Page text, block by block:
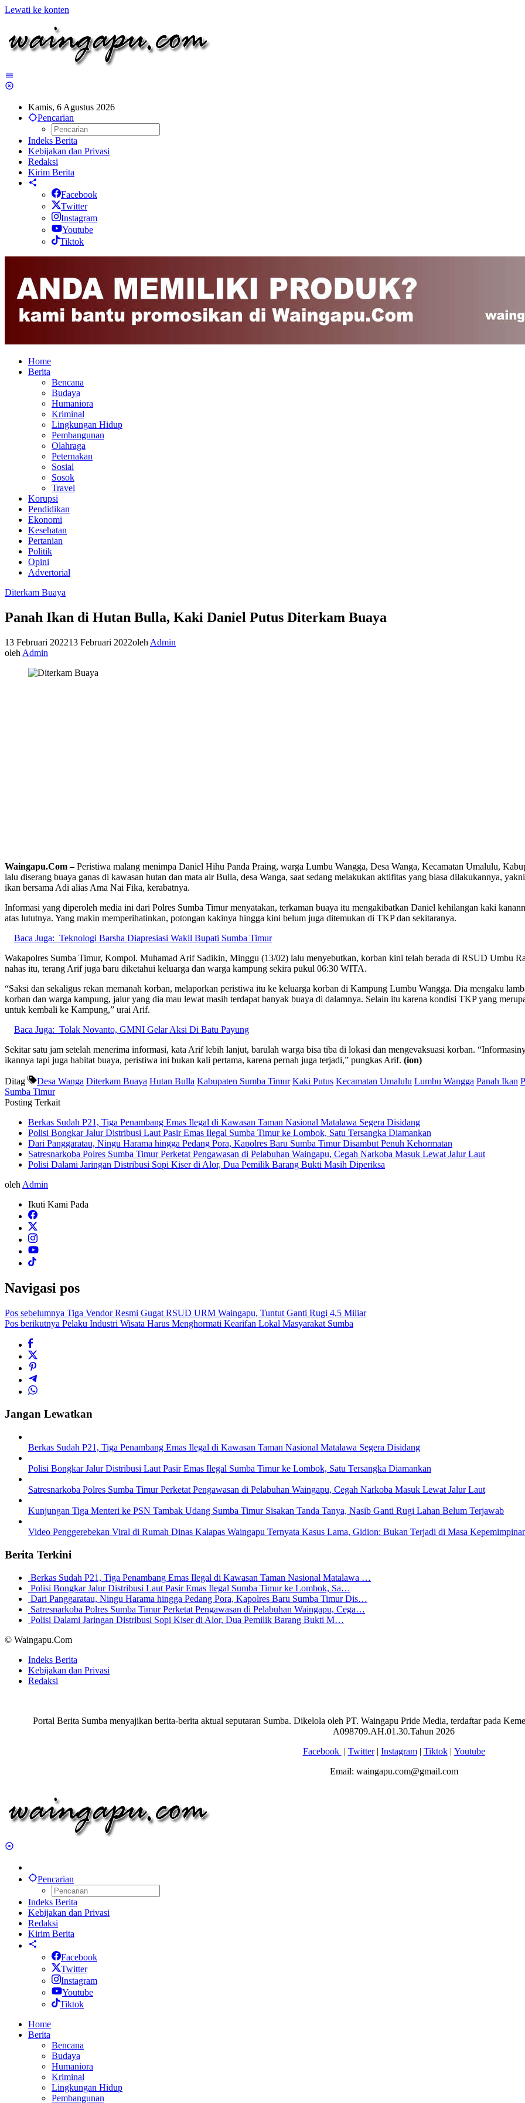
Lewati ke konten
Kamis, 6 Agustus 2026
Pencarian
Indeks Berita
Kebijakan dan Privasi
Redaksi
Kirim Berita
Facebook
Twitter
Instagram
Youtube
Tiktok
Home
Berita
Bencana
Budaya
Humaniora
Kriminal
Lingkungan Hidup
Pembangunan
Olahraga
Peternakan
Sosial
Sosok
Travel
Korupsi
Pendidikan
Ekonomi
Kesehatan
Pertanian
Politik
Opini
Advertorial
Diterkam Buaya
Panah Ikan di Hutan Bulla, Kaki Daniel Putus Diterkam Buaya
13 Februari 202213 Februari 2022oleh Admin
oleh Admin
Waingapu.Com –Peristiwa malang menimpa Daniel Hihu Panda Praing, warga Lumbu Wangga, Desa Wanga, Kecamatan Umalulu,
lalu diserang buaya ganas di kawasan hutan dan mata air Bulla, desa Wanga, saat sedang melakukan aktifitas yang biasa dilakukannya,
ikan bersama Adi alias Ama Nai Fika, kerabatnya.
Informasi yang diperoleh media ini dari Polres Sumba Timur menyatakan, terkaman buaya itu mengakibatkan Daniel kehilangan kaki
atas lututnya. Yang makin memperihatinkan, potongan kakinya hingga kini belum juga ditemukan di TKP dan sekitaranya.
Baca Juga: Teknologi Barsha Diapresiasi Wakil Bupati Sumba Timur
Wakapolres Sumba Timur, Kompol. Muhamad Arif Sadikin, Minggu (13/02) lalu menyebutkan, korban kini telah berada di RSUD Umbu
nahas itu, terang Arif juga baru diketahui keluarga dan warga kampung sekira pukul 06:30 WITA.
“Saksi dan sekaligus rekan memanah korban, melaporkan peristiwa itu ke keluarga korban di Kampung Lumbu Wangga. Dia mengaku
korban dan warga kampung, jalur yang dia mau lewat masih terdapat banyak buaya di dalamnya. Selain itu karena kondisi TKP yang
untuk kembali ke Kampung,” urai Arif.
Baca Juga: Tolak Novanto, GMNI Gelar Aksi Di Batu Payung
Sekitar satu jam setelah menerima informasi, kata Arif lebih lanjut, barulah warga bisa tiba di lokasi dan mengevaksuasi korban.
ikannya tapi juga habitat buaya, peristiwa ini bukan kali pertama, karena pernah juga terjadi,” pungkas Arif. (ion)
Ditag Desa Wanga Diterkam Buaya Hutan Bulla Kabupaten Sumba Timur Kaki Putus Kecamatan Umalulu Lumbu Wangga Panah Ikan
Sumba Timur
Posting Terkait
Berkas Sudah P21, Tiga Penambang Emas Ilegal di Kawasan Taman Nasional Matalawa Segera Disidang
Polisi Bongkar Jalur Distribusi Laut Pasir Emas Ilegal Sumba Timur ke Lombok, Satu Tersangka Diamankan
Dari Panggaratau, Ningu Harama hingga Pedang Pora, Kapolres Baru Sumba Timur Disambut Penuh Kehormatan
Satresnarkoba Polres Sumba Timur Perketat Pengawasan di Pelabuhan Waingapu, Cegah Narkoba Masuk Lewat Jalur Laut
Polisi Dalami Jaringan Distribusi Sopi Kiser di Alor, Dua Pemilik Barang Bukti Masih Diperiksa
oleh Admin
Ikuti Kami Pada
Navigasi pos
Pos sebelumnya Tiga Vendor Resmi Gugat RSUD URM Waingapu, Tuntut Ganti Rugi 4,5 Miliar
Pos berikutnya Pelaku Industri Wisata Harus Menghormati Kearifan Lokal Masyarakat Sumba
Jangan Lewatkan
Berkas Sudah P21, Tiga Penambang Emas Ilegal di Kawasan Taman Nasional Matalawa Segera Disidang
Polisi Bongkar Jalur Distribusi Laut Pasir Emas Ilegal Sumba Timur ke Lombok, Satu Tersangka Diamankan
Satresnarkoba Polres Sumba Timur Perketat Pengawasan di Pelabuhan Waingapu, Cegah Narkoba Masuk Lewat Jalur Laut
Kunjungan Tiga Menteri ke PSN Tambak Udang Sumba Timur Sisakan Tanda Tanya, Nasib Ganti Rugi Lahan Belum Terjawab
Video Penggerebekan Viral di Rumah Dinas Kalapas Waingapu Ternyata Kasus Lama, Gidion: Bukan Terjadi di Masa
Berita Terkini
Berkas Sudah P21, Tiga Penambang Emas Ilegal di Kawasan Taman Nasional Matalawa …
Polisi Bongkar Jalur Distribusi Laut Pasir Emas Ilegal Sumba Timur ke Lombok, Sa…
Dari Panggaratau, Ningu Harama hingga Pedang Pora, Kapolres Baru Sumba Timur Dis…
Satresnarkoba Polres Sumba Timur Perketat Pengawasan di Pelabuhan Waingapu, Cega…
Polisi Dalami Jaringan Distribusi Sopi Kiser di Alor, Dua Pemilik Barang Bukti M…
© Waingapu.Com
Indeks Berita
Kebijakan dan Privasi
Redaksi
Portal Berita Sumba menyajikan berita-berita aktual seputaran Sumba. Dikelola oleh PT. Waingapu Pride Media, terdaftar pada
A098709.AH.01.30.Tahun 2026
Facebook | Twitter| Instagram| Tiktok| Youtube
Email: waingapu.com@gmail.com
Pencarian
Indeks Berita
Kebijakan dan Privasi
Redaksi
Kirim Berita
Facebook
Twitter
Instagram
Youtube
Tiktok
Home
Berita
Bencana
Budaya
Humaniora
Kriminal
Lingkungan Hidup
Pembangunan